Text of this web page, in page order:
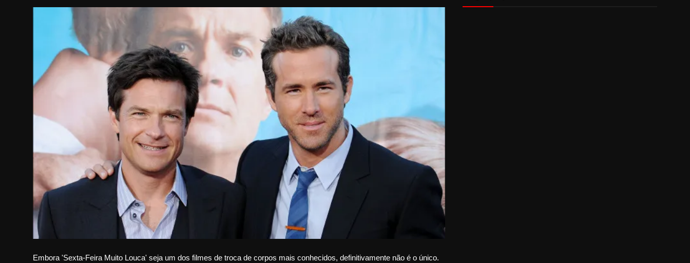
Educação
Justiça
Esportes
Fama e TV
FALE CONOSCO
Embora 'Sexta-Feira Muito Louca' seja um dos filmes de troca de corpos mais conhecidos, definitivamente não é o único.